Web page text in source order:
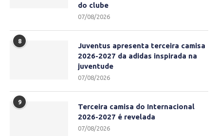
do clube
07/08/2026
8
Juventus apresenta terceira camisa
2026-2027 da adidas inspirada na
juventude
07/08/2026
9
Terceira camisa do Internacional
2026-2027 é revelada
07/08/2026